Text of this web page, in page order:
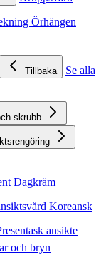
Örhängen
Tillbaka
Se alla
skrubb
Dagkräm
Koreansk
ansikte
och bryn